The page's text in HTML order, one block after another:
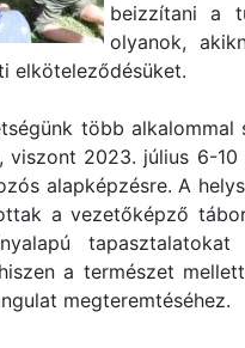
beizzítani a
olyanok,
elköteleződésüket.
több
viszont 2023. július 6-
alapképzésre. A
a vezetőképző
a természet
megteremtéséhez.